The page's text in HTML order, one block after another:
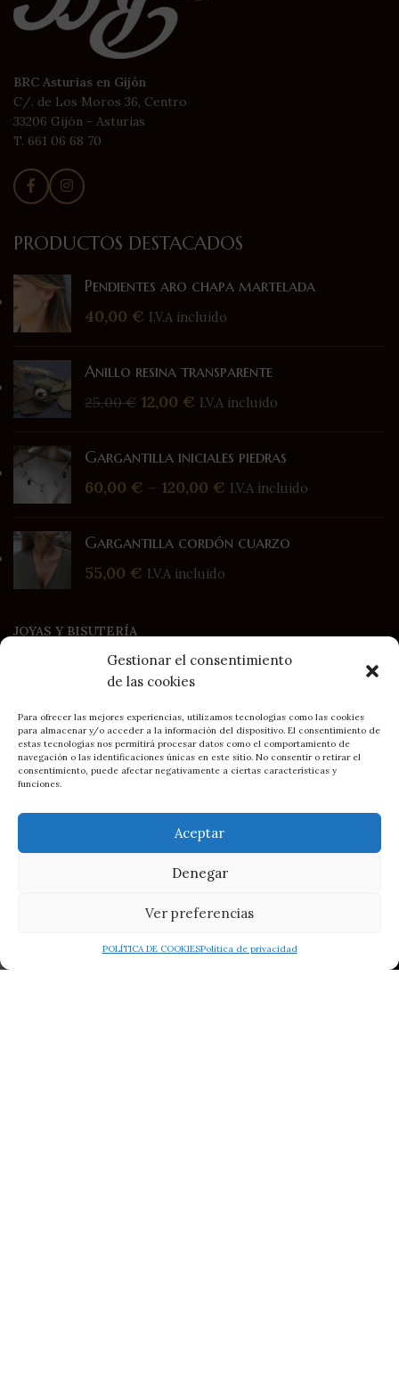
Gestionar el consentimiento
de las cookies
Para ofrecer las mejores experiencias, utilizamos tecnologías como las cookies
para almacenar y/o acceder a la información del dispositivo. El consentimiento de
estas tecnologías nos permitirá procesar datos como el comportamiento de
navegación o las identificaciones únicas en este sitio. No consentir o retirar el
consentimiento, puede afectar negativamente a ciertas características y
funciones.
Aceptar
Denegar
Ver preferencias
POLÍTICA DE COOKIESPolítica de privacidad
BRC Asturias en Gijón
C/. de Los Moros 36, Centro
33206 Gijón - Asturias
T. 661 06 68 70
PRODUCTOS DESTACADOS
Pendientes aro chapa martelada
40,00 € I.V.A incluido
Anillo resina transparente
25,00€ 12,00 € I.V.A incluido
Gargantilla iniciales piedras
60,00 € – 120,00 € I.V.A incluido
Gargantilla cordón cuarzo
55,00 € I.V.A incluido
JOYAS Y BISUTERÍA
Comprar cadenas y gargantillas de plata 925
COLLARES únicos
ANILLOS de diseño
Comprar PENDIENTES
PIERCINGS
Comprar EARCUFF
BOLSOS Fiesta
My account